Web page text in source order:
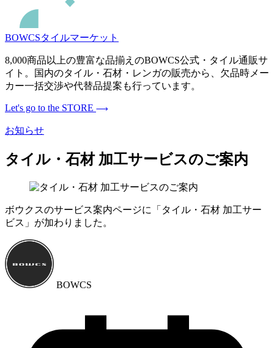
BOWCSタイルマーケット
8,000商品以上の豊富な品揃えのBOWCS公式・タイル通販サ
イト。国内のタイル・石材・レンガの販売から、欠品時メー
カー一括交渉や代替品提案も行っています。
Let's go to the STORE
お知らせ
タイル・石材 加工サービスのご案内
ボウクスのサービス案内ページに「タイル・石材 加工サー
ビス」が加わりました。
BOWCS